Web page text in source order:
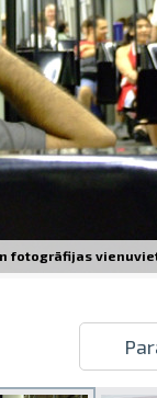
fotogrāfijas